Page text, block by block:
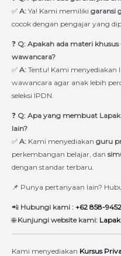
✅ A: Ya! Kami memiliki garansi
cocok dengan pengajar yang
❓ Q: Apakah ada materi
wawancara?
✅ A: Tentu! Kami menyediakan
wawancara agar anak lebih
seleksi IPDN.
❓ Q: Apa yang membuat
lain?
✅ A: Kami menyediakan guru
perkembangan belajar, dan
dengan standar terbaru.
📌 Punya pertanyaan lain?
📲 Hubungi kami : +62 858-
🌐Kunjungi website kami:
Kami menyediakan Kursus